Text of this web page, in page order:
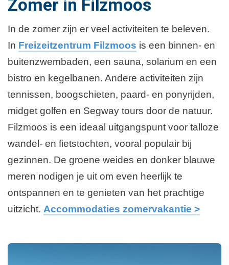
Zomer in Filzmoos
In de zomer zijn er veel activiteiten te beleven.
In Freizeitzentrum Filzmoos is een binnen- en
buitenzwembaden, een sauna, solarium en een
bistro en kegelbanen. Andere activiteiten zijn
tennissen, boogschieten, paard- en ponyrijden,
midget golfen en Segway tours door de natuur.
Filzmoos is een ideaal uitgangspunt voor talloze
wandel- en fietstochten, vooral populair bij
gezinnen. De groene weides en donker blauwe
meren nodigen je uit om even heerlijk te
ontspannen en te genieten van het prachtige
uitzicht. Accommodaties zomervakantie >